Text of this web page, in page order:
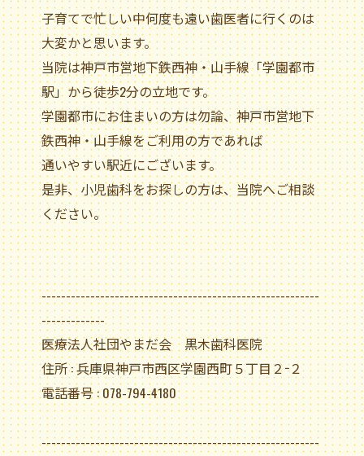
子育てで忙しい中何度も遠い歯医者に行くのは
大変かと思います。
当院は神戸市営地下鉄西神・山手線「学園都市
駅」から徒歩2分の立地です。
学園都市にお住まいの方は勿論、神戸市営地下
鉄西神・山手線をご利用の方であれば
通いやすい駅近にございます。
是非、小児歯科をお探しの方は、当院へご相談
ください。
---------------------------------------------------------
-------------
医療法人社団やまだ会 黒木歯科医院
住所 : 兵庫県神戸市西区学園西町５丁目２−２
電話番号 : 078-794-4180
---------------------------------------------------------